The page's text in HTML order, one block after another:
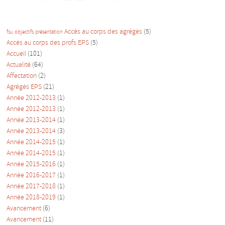
fsu objectifs présentation Accès au corps des agrégés (5)
Accès au corps des profs EPS (5)
Accueil (101)
Actualité (64)
Affectation (2)
Agrégés EPS (21)
Année 2012-2013 (1)
Année 2012-2013 (1)
Année 2013-2014 (1)
Année 2013-2014 (3)
Année 2014-2015 (1)
Année 2014-2015 (1)
Année 2015-2016 (1)
Année 2016-2017 (1)
Année 2017-2018 (1)
Année 2018-2019 (1)
Avancement (6)
Avancement (11)